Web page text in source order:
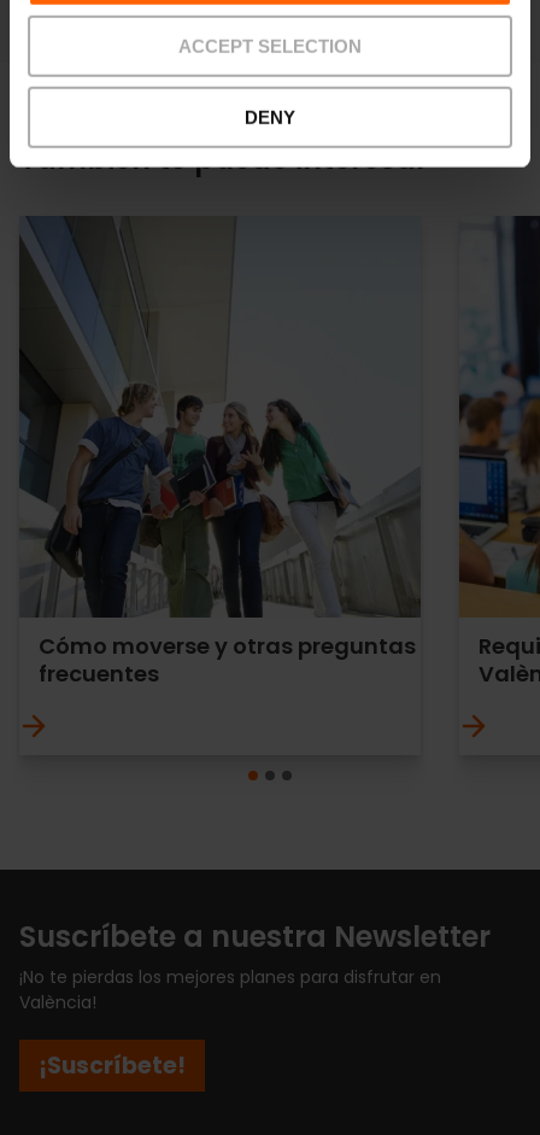
ACCEPT SELECTION
DENY
También te puede interesar
Cómo moverse y otras preguntas
frecuentes
Suscríbete a nuestra Newsletter
¡No te pierdas los mejores planes para disfrutar en
València!
¡Suscríbete!